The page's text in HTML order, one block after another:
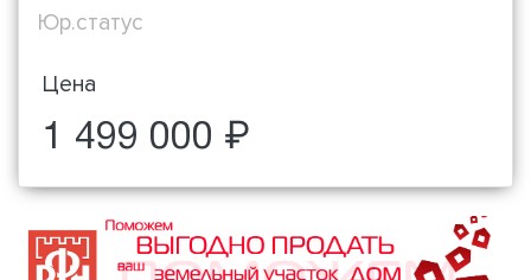
Юр.статус
Цена
1 499 000 ₽